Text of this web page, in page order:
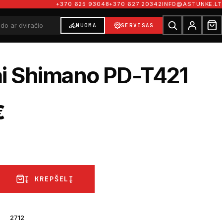
+370 625 93048+370 627 20342INFO@ASTUNKE.LT
NUOMA SERVISAS
Shimano PD-T421
Į KREPŠELĮ
2712